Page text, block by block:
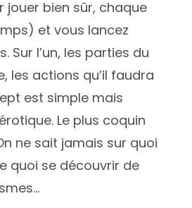
jouer bien sûr, chaque
et vous lancez
Sur l’un, les parties du
les actions qu’il faudra
est simple mais
Le plus coquin
ne sait jamais sur quoi
quoi se découvrir de